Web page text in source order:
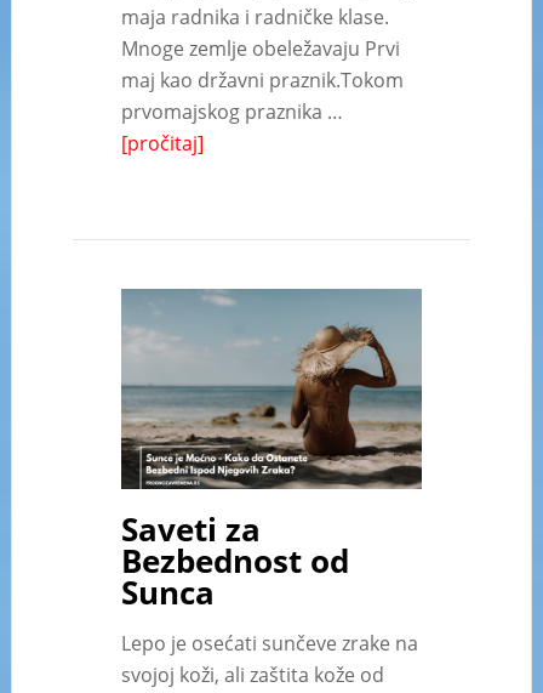
maja radnika i radničke klase.
Mnoge zemlje obeležavaju Prvi
maj kao državni praznik.Tokom
prvomajskog praznika …
[pročitaj]
Saveti za
Bezbednost od
Sunca
Lepo je osećati sunčeve zrake na
svojoj koži, ali zaštita kože od